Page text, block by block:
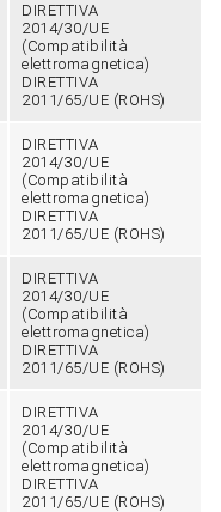
DIRETTIVA
2014/30/UE
(Compatibilità
elettromagnetica)
DIRETTIVA
2011/65/UE (ROHS)
DIRETTIVA
2014/30/UE
(Compatibilità
elettromagnetica)
DIRETTIVA
2011/65/UE (ROHS)
DIRETTIVA
2014/30/UE
(Compatibilità
elettromagnetica)
DIRETTIVA
2011/65/UE (ROHS)
DIRETTIVA
2014/30/UE
(Compatibilità
elettromagnetica)
DIRETTIVA
2011/65/UE (ROHS)